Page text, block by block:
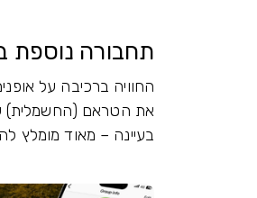
תחבורה נוספת
החוויה ברכיבה על
את הטראם (החשמלית)
בעיינה – מאוד מומלץ